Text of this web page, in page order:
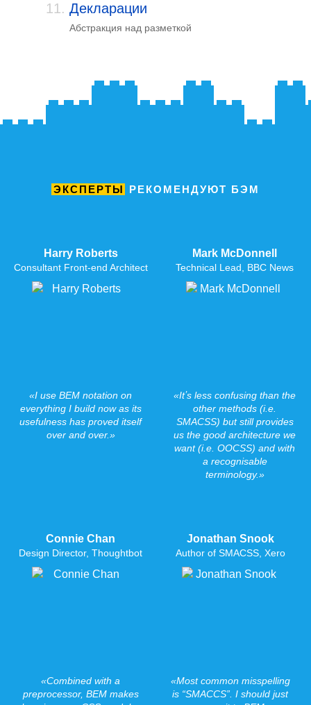
Декларации
Абстракция над разметкой
ЭКСПЕРТЫ РЕКОМЕНДУЮТ БЭМ
Harry Roberts
Consultant Front-end Architect
I use BEM notation on
everything I build now as its
usefulness has proved itself
over and over.
Mark McDonnell
Technical Lead, BBC News
Itʼs less confusing than the
other methods (i.e.
SMACSS) but still provides
us the good architecture we
want (i.e. OOCSS) and with
a recognisable
terminology.
Connie Chan
Design Director, Thoughtbot
Combined with a
preprocessor, BEM makes
Jonathan Snook
Author of SMACSS, Xero
Most common misspelling
is “SMACCS”. I should just